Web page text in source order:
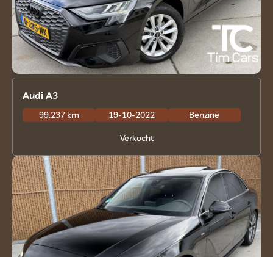
Audi A3
99.237 km 19-10-2022 Benzine
Verkocht